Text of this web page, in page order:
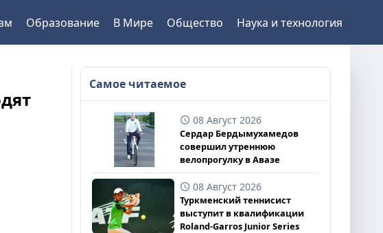
Образование В Мире Общество Наука и технология
Самое читаемое
08 Август 2026
Сердар Бердымухамедов
совершил утреннюю
велопрогулку в Авазе
08 Август 2026
Туркменский теннисист
выступит в квалификации
Roland-Garros Junior Series